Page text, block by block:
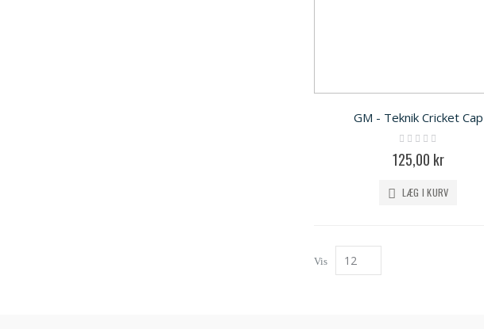
GM - Teknik Cricket Cap
Rating:
125,00 kr
LÆG I KURV
Vis